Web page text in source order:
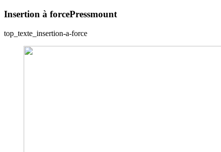
Insertion à forcePressmount
top_texte_insertion-a-force